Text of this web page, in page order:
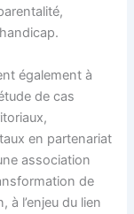
également à
de cas
en partenariat
association
de
à l’enjeu du lien